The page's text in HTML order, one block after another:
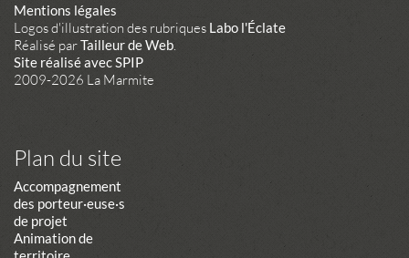
Mentions légales
Logos d'illustration des rubriques Labo l'Éclate
Réalisé parTailleur de Web.
Site réalisé avec SPIP
2009-2026 La Marmite
Plan du site
Accompagnement
des porteur·euse·s
de projet
Animation de